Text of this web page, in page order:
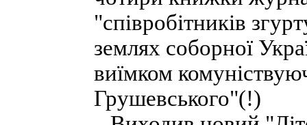
"співробітників
землях соборної
виїмком
Грушевського"(!)